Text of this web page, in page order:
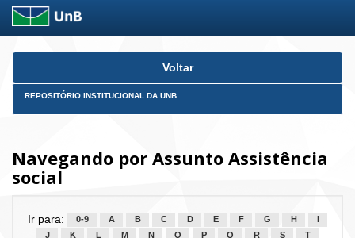
Skip
Voltar
REPOSITÓRIO INSTITUCIONAL DA UNB
Navegando por Assunto Assistência
social
Ir para: 0-9 A B C D E F G H
J
K L M N O P Q R S
T